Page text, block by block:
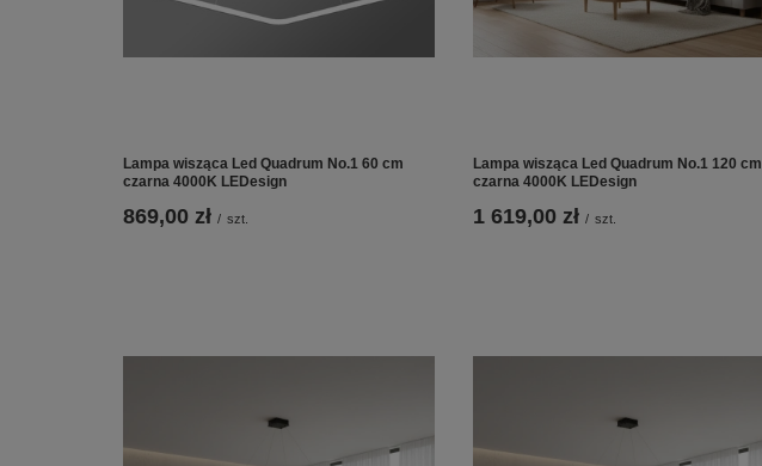
Lampa wisząca Led Quadrum No.1 60 cm
czarna 4000K LEDesign
869,00 zł / szt.
Lampa wisząca Led Quadrum No.1 120 cm
czarna 4000K LEDesign
1 619,00 zł / szt.